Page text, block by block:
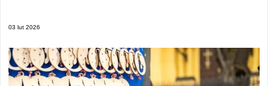
03 lut 2026